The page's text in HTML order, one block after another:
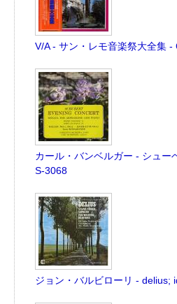
V/A - サン・レモ音楽祭大全集 -
カール・バンベルガー - シュー
S-3068
ジョン・バルビローリ - delius;